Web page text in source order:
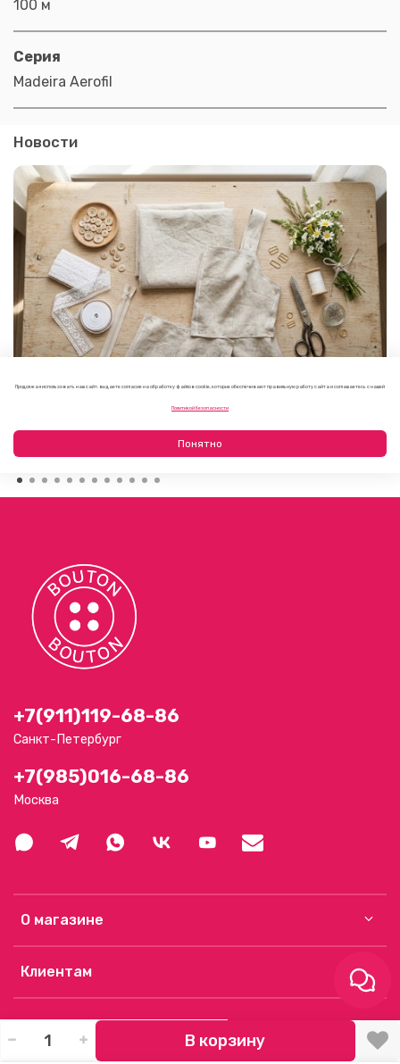
В корзину
100 м
Серия
Madeira Aerofil
Новости
О магазине
Клиентам
+7(911)119-68-86
Санкт-Петербург
+7(985)016-68-86
Москва
Продолжая использовать наш сайт, вы даете согласие на обработку файлов cookie, которые обеспечивают правильную работу сайта и соглашаетесь с нашей
Политикой безопасности
Понятно